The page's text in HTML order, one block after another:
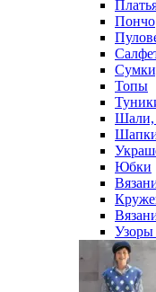
Пончо
Топы
Шали,
Юбки